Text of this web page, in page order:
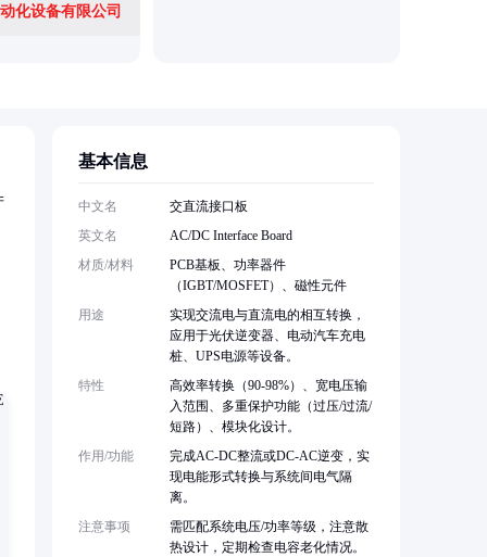
化设备有限公司
基本信息
中文名
交直流接口板
英文名
AC/DC Interface Board
材质/材料
PCB基板、功率器件
（IGBT/MOSFET）、磁性元件
用途
实现交流电与直流电的相互转换，
应用于光伏逆变器、电动汽车充电
桩、UPS电源等设备。
特性
高效率转换（90-98%）、宽电压输
入范围、多重保护功能（过压/过流/
短路）、模块化设计。
作用/功能
完成AC-DC整流或DC-AC逆变，实
现电能形式转换与系统间电气隔
离。
注意事项
需匹配系统电压/功率等级，注意散
热设计，定期检查电容老化情况。